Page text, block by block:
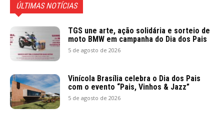
ÚLTIMAS NOTÍCIAS
TGS une arte, ação solidária e sorteio de
moto BMW em campanha do Dia dos Pais
5 de agosto de 2026
Vinícola Brasília celebra o Dia dos Pais
com o evento “Pais, Vinhos & Jazz”
5 de agosto de 2026